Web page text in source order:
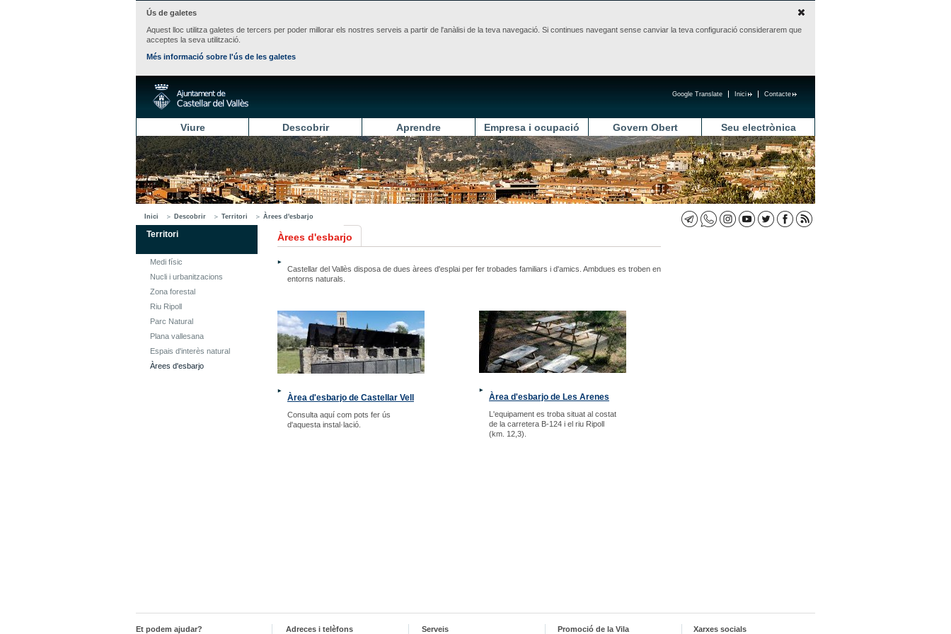
Ús de galetes
Aquest lloc utilitza galetes de tercers per poder millorar els nostres serveis a partir de l'anàlisi de la teva navegació. Si continues navegant sense canviar la teva configuració considerarem que
acceptes la seva utilització.
Més informació sobre l'ús de les galetes
Contacte
Inici
Google Translate
Viure Descobrir Aprendre Empresa i ocupació Govern Obert Seu electrònica
Inici Descobrir Territori Àrees d'esbarjo
Territori
Medi físic
Nucli i urbanitzacions
Zona forestal
Riu Ripoll
Parc Natural
Plana vallesana
Espais d'interès natural
Àrees d'esbarjo
Àrees d'esbarjo
Castellar del Vallès disposa de dues àrees d'esplai per fer trobades familiars i d'amics. Ambdues es troben en
entorns naturals.
Àrea d'esbarjo de Castellar Vell
Consulta aquí com pots fer ús
d'aquesta instal·lació.
Àrea d'esbarjo de Les Arenes
L'equipament es troba situat al costat
de la carretera B-124 i el riu Ripoll
(km. 12,3).
Et podem ajudar? Adreces i telèfons Serveis Promoció de la Vila Xarxes socials